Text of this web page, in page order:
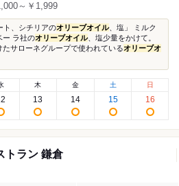
～￥1,999
ト、シチリアのオリーブオイル、塩」 ミルク
ー ラ社のオリーブオイル、塩少量をかけて。
サローネグループで使われているオリーブオ
木
13
金
14
土
15
日
16
トラン 鎌倉